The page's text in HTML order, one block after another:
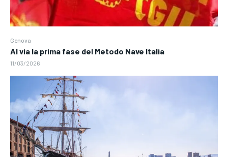
Genova
Al via la prima fase del Metodo Nave Italia
11/03/2026